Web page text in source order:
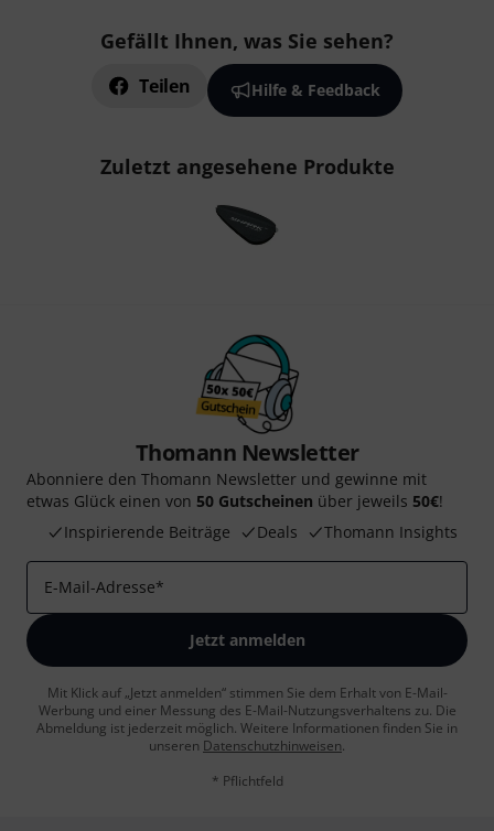
Gefällt Ihnen, was Sie sehen?
Teilen Hilfe & Feedback
Zuletzt angesehene Produkte
Thomann Newsletter
Abonniere den Thomann Newsletter und gewinne mit
etwas Glück einen von 50 Gutscheinen über jeweils 50€!
Inspirierende Beiträge
Deals Thomann Insights
E-Mail-Adresse*
Jetzt anmelden
Mit Klick auf „Jetzt anmelden“ stimmen Sie dem Erhalt von E-Mail-
Werbung und einer Messung des E-Mail-Nutzungsverhaltens zu. Die
Abmeldung ist jederzeit möglich. Weitere Informationen finden Sie in
unseren Datenschutzhinweisen.
* Pflichtfeld